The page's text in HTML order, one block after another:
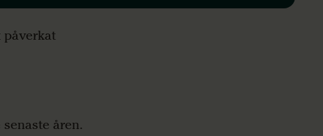
påverkat
åren.